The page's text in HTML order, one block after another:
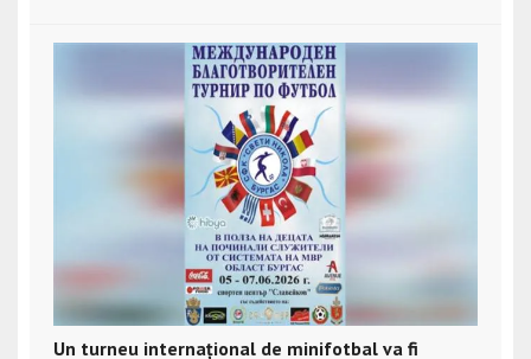
Un turneu internațional de minifotbal va fi